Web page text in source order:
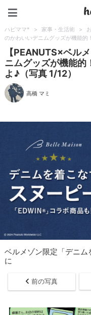
ハピママ* > 家事・生活術 >
のかわいいデニムグッズが機能
【PEANUTS×ベル
ニムグッズが機能的
よ♪（写真 1/12）
高橋 マミ
ベルメゾン限定「デニ
に
前の写真